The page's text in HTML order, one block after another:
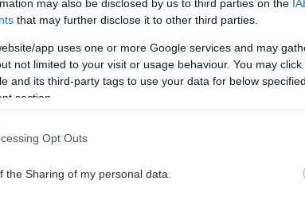
may also be disclosed by us to third parties on the
that may further disclose it to other third parties.
app uses one or more Google services and may
not limited to your visit or usage behaviour. You may
and its third-party tags to use your data for below
section.
Opt Outs
the Sharing of my personal data.